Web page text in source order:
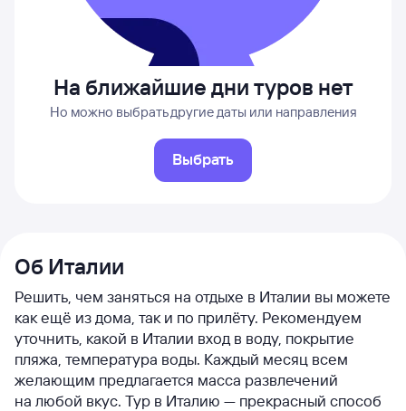
На ближайшие дни туров нет
Но можно выбрать другие даты или направления
Выбрать
Об Италии
Решить, чем заняться на отдыхе в Италии вы можете
как ещё из дома, так и по прилёту. Рекомендуем
уточнить, какой в Италии вход в воду, покрытие
пляжа, температура воды. Каждый месяц всем
желающим предлагается масса развлечений
на любой вкус. Тур в Италию — прекрасный способ